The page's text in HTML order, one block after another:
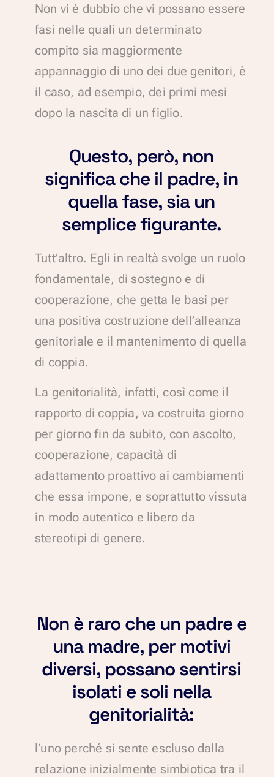
Non vi è dubbio che vi possano essere
fasi nelle quali un determinato
compito sia maggiormente
appannaggio di uno dei due genitori, è
il caso, ad esempio, dei primi mesi
dopo la nascita di un figlio.
Questo, però, non
significa che il padre, in
quella fase, sia un
semplice figurante.
Tutt’altro. Egli in realtà svolge un ruolo
fondamentale, di sostegno e di
cooperazione, che getta le basi per
una positiva costruzione dell’alleanza
genitoriale e il mantenimento di quella
di coppia.
La genitorialità, infatti, così come il
rapporto di coppia, va costruita giorno
per giorno fin da subito, con ascolto,
cooperazione, capacità di
adattamento proattivo ai cambiamenti
che essa impone, e soprattutto vissuta
in modo autentico e libero da
stereotipi di genere.
Non è raro che un padre e
una madre, per motivi
diversi, possano sentirsi
isolati e soli nella
genitorialità:
l’uno perché si sente escluso dalla
relazione inizialmente simbiotica tra il